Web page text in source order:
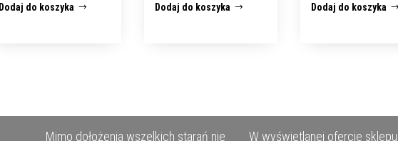
Dodaj do koszyka Dodaj do koszyka Dodaj do koszyka
Mimo dołożenia wszelkich starań nie W wyświetlanej ofercie sklepu